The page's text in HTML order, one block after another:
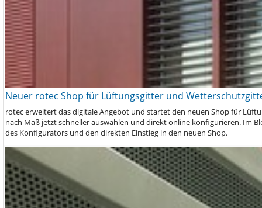
Neuer rotec Shop für Lüftungsgitter und
rotec erweitert das digitale Angebot und startet den neuen Shop für
nach Maß jetzt schneller auswählen und direkt online konfigurieren. Im
des Konfigurators und den direkten Einstieg in den neuen Shop.